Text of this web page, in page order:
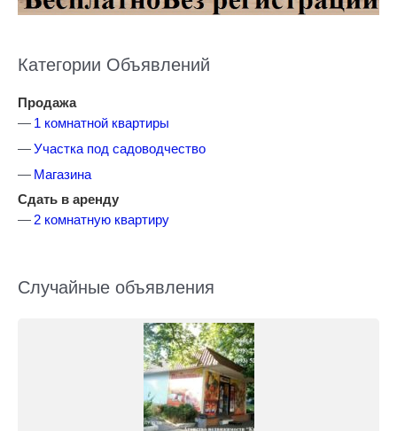
Категории Объявлений
Продажа
1 комнатной квартиры
Участка под садоводчество
Магазина
Сдать в аренду
2 комнатную квартиру
Случайные объявления